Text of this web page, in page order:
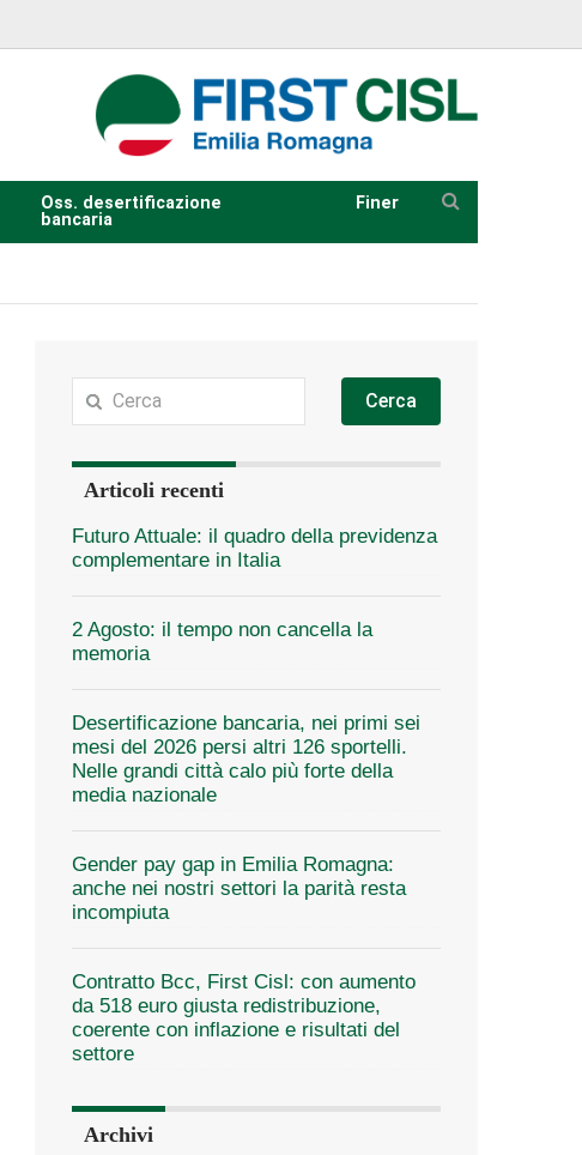
Oss. desertificazione
bancaria
Finer
Cerca
Articoli recenti
Futuro Attuale: il quadro della previdenza
complementare in Italia
2 Agosto: il tempo non cancella la
memoria
Desertificazione bancaria, nei primi sei
mesi del 2026 persi altri 126 sportelli.
Nelle grandi città calo più forte della
media nazionale
Gender pay gap in Emilia Romagna:
anche nei nostri settori la parità resta
incompiuta
Contratto Bcc, First Cisl: con aumento
da 518 euro giusta redistribuzione,
coerente con inflazione e risultati del
settore
Archivi